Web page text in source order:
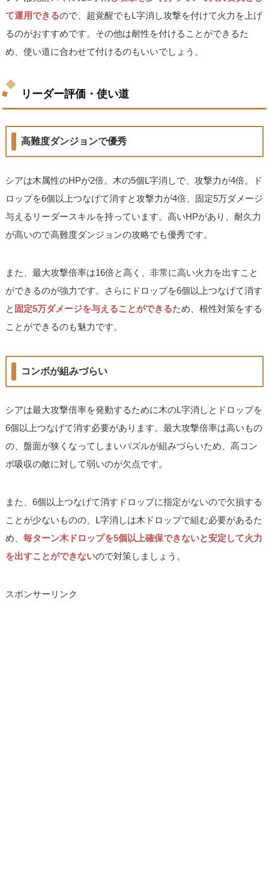
て運用できるので、超覚醒でもL字消し攻撃を付けて火力を上げ
るのがおすすめです。その他は耐性を付けることができるた
め、使い道に合わせて付けるのもいいでしょう。
リーダー評価・使い道
高難度ダンジョンで優秀
シアは木属性のHPが2倍。木の5個L字消しで、攻撃力が4倍。ド
ロップを6個以上つなげて消すと攻撃力が4倍、固定5万ダメージ
与えるリーダースキルを持っています。高いHPがあり、耐久力
が高いので高難度ダンジョンの攻略でも優秀です。
また、最大攻撃倍率は16倍と高く、非常に高い火力を出すこと
ができるのが強力です。さらにドロップを6個以上つなげて消す
と 固定5万ダメージを与えることができるため、根性対策をする
ことができるのも魅力です。
コンボが組みづらい
シアは最大攻撃倍率を発動するために木のL字消しとドロップを
6個以上つなげて消す必要があります。最大攻撃倍率は高いもの
の、盤面が狭くなってしまいパズルが組みづらいため、高コン
ボ吸収の敵に対して弱いのが欠点です。
また、6個以上つなげて消すドロップに指定がないので欠損する
ことが少ないものの、L字消しは木ドロップで組む必要があるた
め、毎ターン木ドロップを5個以上確保できないと安定して火力
を出すことができないので対策しましょう。
スポンサーリンク